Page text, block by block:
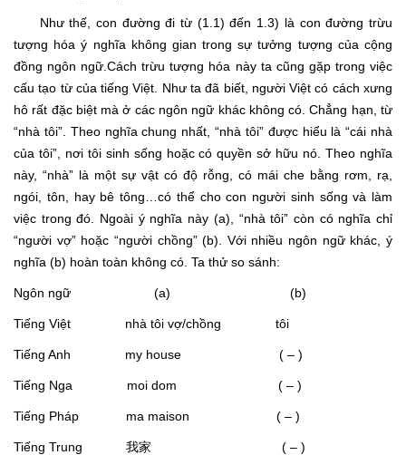
Như thế, con đường đi từ (1.1) đến 1.3) là con đường trừu
tượng hóa ý nghĩa không gian trong sự tưởng tượng của cộng
đồng ngôn ngữ.Cách trừu tượng hóa này ta cũng gặp trong việc
cấu tạo từ của tiếng Việt. Như ta đã biết, người Việt có cách xưng
hô rất đặc biệt mà ở các ngôn ngữ khác không có. Chẳng hạn, từ
“nhà tôi”. Theo nghĩa chung nhất, “nhà tôi” được hiểu là “cái nhà
của tôi”, nơi tôi sinh sống hoặc có quyền sở hữu nó. Theo nghĩa
này, “nhà” là một sự vật có độ rỗng, có mái che bằng rơm, rạ,
ngói, tôn, hay bê tông…có thể cho con người sinh sống và làm
việc trong đó. Ngoài ý nghĩa này (a), “nhà tôi” còn có nghĩa chỉ
“người vợ” hoặc “người chồng” (b). Với nhiều ngôn ngữ khác, ý
nghĩa (b) hoàn toàn không có. Ta thử so sánh:
Ngôn ngữ (a) (b)
Tiếng Việt nhà tôi vợ/chồng tôi
Tiếng Anh my house ( – )
Tiếng Nga moi dom ( – )
Tiếng Pháp ma maison ( – )
Tiếng Trung 我家 ( – )